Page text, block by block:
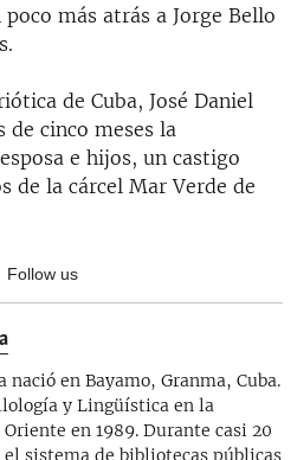
más atrás a Jorge Bello
de Cuba, José Daniel
de cinco meses la
e hijos, un castigo
de la cárcel Mar Verde de
Follow us
nació en Bayamo, Granma, Cuba.
y Lingüística en la
en 1989. Durante casi 20
el sistema de bibliotecas públicas